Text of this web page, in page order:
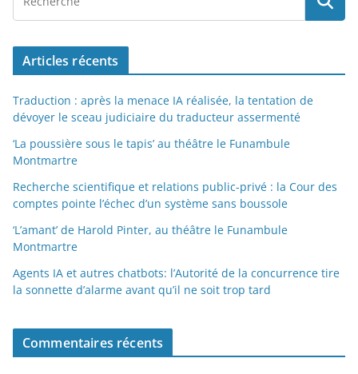
Articles récents
Traduction : après la menace IA réalisée, la tentation de
dévoyer le sceau judiciaire du traducteur assermenté
‘La poussière sous le tapis’ au théâtre le Funambule
Montmartre
Recherche scientifique et relations public-privé : la Cour des
comptes pointe l’échec d’un système sans boussole
‘L’amant’ de Harold Pinter, au théâtre le Funambule
Montmartre
Agents IA et autres chatbots: l’Autorité de la concurrence tire
la sonnette d’alarme avant qu’il ne soit trop tard
Commentaires récents